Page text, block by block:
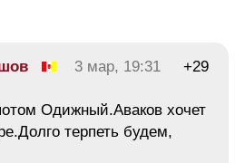
3 мар, 19:31 +29
Одижный.Аваков хочет
терпеть будем,